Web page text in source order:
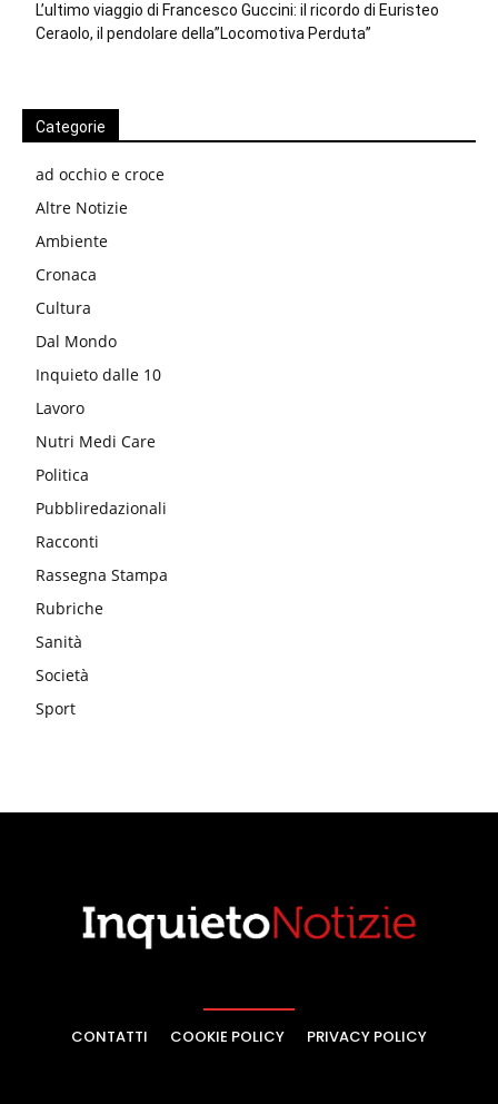
L’ultimo viaggio di Francesco Guccini: il ricordo di Euristeo
Ceraolo, il pendolare della”Locomotiva Perduta”
Categorie
ad occhio e croce
Altre Notizie
Ambiente
Cronaca
Cultura
Dal Mondo
Inquieto dalle 10
Lavoro
Nutri Medi Care
Politica
Pubbliredazionali
Racconti
Rassegna Stampa
Rubriche
Sanità
Società
Sport
CONTATTI COOKIE POLICY PRIVACY POLICY